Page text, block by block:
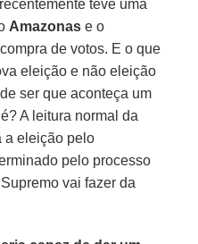
teve uma
Amazonas e o
de votos. E o que
eleição e não eleição
ser que aconteça um
A leitura normal da
a eleição pelo
pelo processo
vai fazer da